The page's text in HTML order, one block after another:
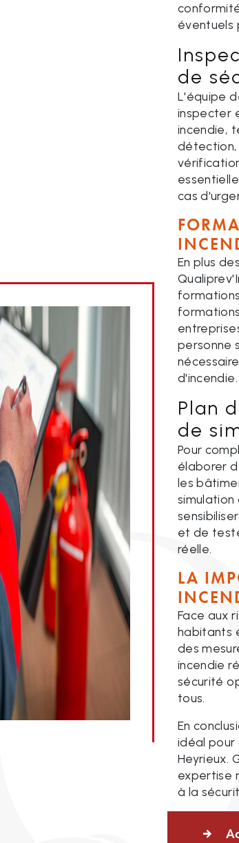
éventuels
de
L'équipe
inspecter
incendie,
détection,
cas
En plus
personne
d'incendie.
Plan
de
Pour
élaborer
les
et de
réelle.
LA
Face aux
habitants
des
incendie
sécurité
tous.
En
idéal pour
Heyrieux.
expertise
à la